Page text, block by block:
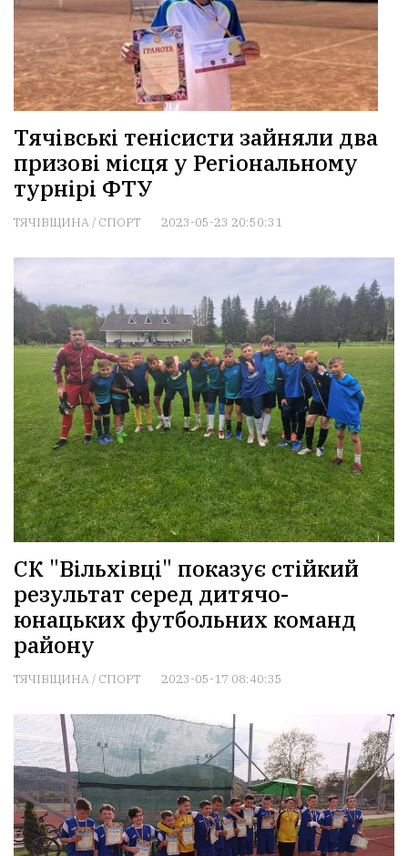
Тячівські тенісисти зайняли два
призові місця у Регіональному
турнірі ФТУ
ТЯЧІВЩИНА/ СПОРТ 2023-05-23 20:50:31
СК "Вільхівці" показує стійкий
результат серед дитячо-
юнацьких футбольних команд
району
ТЯЧІВЩИНА/ СПОРТ 2023-05-17 08:40:35